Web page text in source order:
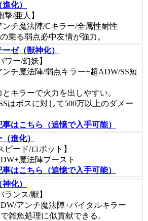
化）
撃/亜人】
ンチ魔法陣/Cキラー/全属性耐性
乗る弱点必中友情が強力。
ゼ（獣神化）
ワー/幻妖】
ンチ魔法陣/弱点キラー+超ADW/SS短
キラーで火力を出しやすい。
はボスに対して500万以上のダメー
はこちら（追憶で入手可能）
進化）
ピード/ロボット】
魔法陣ブースト
はこちら（追憶で入手可能）
化）
ランス/獣】
アンチ魔法陣+バイタルキラー
雑魚処理に似貢献できる。